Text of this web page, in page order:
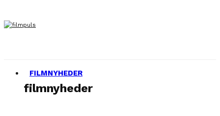
FILMNYHEDER
filmnyheder